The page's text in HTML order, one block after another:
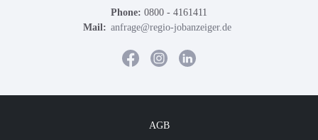
Phone: 0800 - 4161411
Mail: anfrage@regio-jobanzeiger.de
AGB